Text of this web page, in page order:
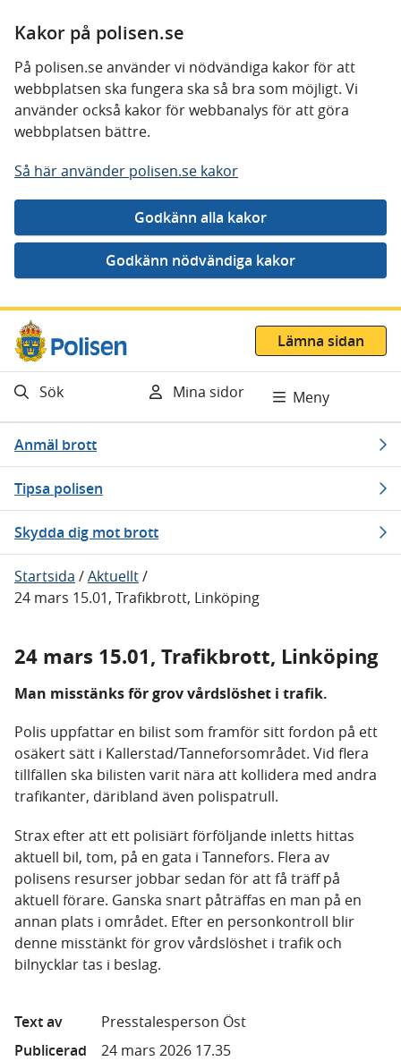
Kakor på polisen.se
På polisen.se använder vi nödvändiga kakor för att
webbplatsen ska fungera ska så bra som möjligt. Vi
använder också kakor för webbanalys för att göra
webbplatsen bättre.
Så här använder polisen.se kakor
Gå direkt till innehåll
Lämna sidan
Sök Mina sidor Meny
Anmäl brott
Tipsa polisen
Skydda dig mot brott
Startsida /Aktuellt/
24 mars 15.01, Trafikbrott, Linköping
24 mars 15.01, Trafikbrott, Linköping
Man misstänks för grov vårdslöshet i trafik.
Polis uppfattar en bilist som framför sitt fordon på ett
osäkert sätt i Kallerstad/Tanneforsområdet. Vid flera
tillfällen ska bilisten varit nära att kollidera med andra
trafikanter, däribland även polispatrull.
Strax efter att ett polisiärt förföljande inletts hittas
aktuell bil, tom, på en gata i Tannefors. Flera av
polisens resurser jobbar sedan för att få träff på
aktuell förare. Ganska snart påträffas en man på en
annan plats i området. Efter en personkontroll blir
denne misstänkt för grov vårdslöshet i trafik och
bilnycklar tas i beslag.
Text av
Presstalesperson Öst
Publicerad
24 mars 2026 17.35